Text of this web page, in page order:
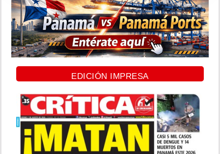
EDICIÓN IMPRESA